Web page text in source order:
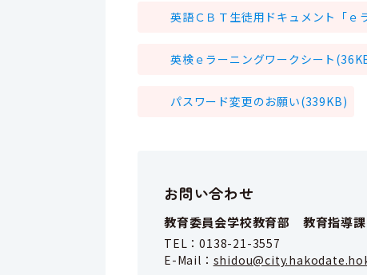
英語ＣＢＴ生徒用ドキュメント「
英検ｅラーニングワークシート
パスワード変更のお願い(339KB)
お問い合わせ
教育委員会学校教育部 教育指導課
TEL：0138-21-3557
E-Mail：